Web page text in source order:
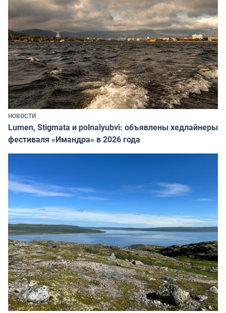
НОВОСТИ
Lumen, Stigmata и polnalyubvi: объявлены хедлайнеры
фестиваля «Имандра» в 2026 года